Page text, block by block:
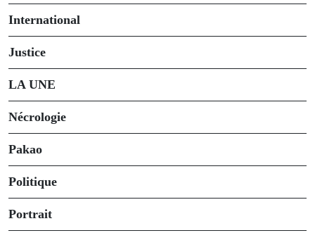
International
Justice
LA UNE
Nécrologie
Pakao
Politique
Portrait